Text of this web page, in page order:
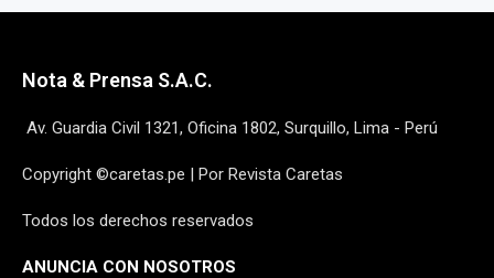
Nota & Prensa S.A.C.
Av. Guardia Civil 1321, Oficina 1802, Surquillo, Lima - Perú
Copyright ©caretas.pe | Por Revista Caretas
Todos los derechos reservados
ANUNCIA CON NOSOTROS